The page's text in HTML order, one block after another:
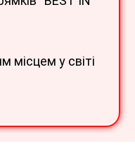
місцем у світі